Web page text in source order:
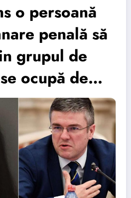
o persoană
penală să
grupul de
ocupă de…